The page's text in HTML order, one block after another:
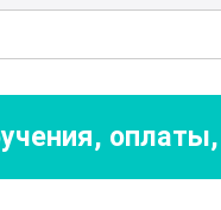
в
также